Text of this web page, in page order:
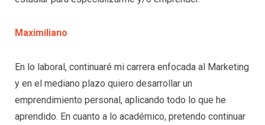
Maximiliano
En lo laboral, continuaré mi carrera enfocada al Marketing
y en el mediano plazo quiero desarrollar un
emprendimiento personal, aplicando todo lo que he
aprendido. En cuanto a lo académico, pretendo continuar